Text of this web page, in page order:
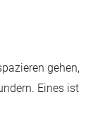
gehen,
Eines ist